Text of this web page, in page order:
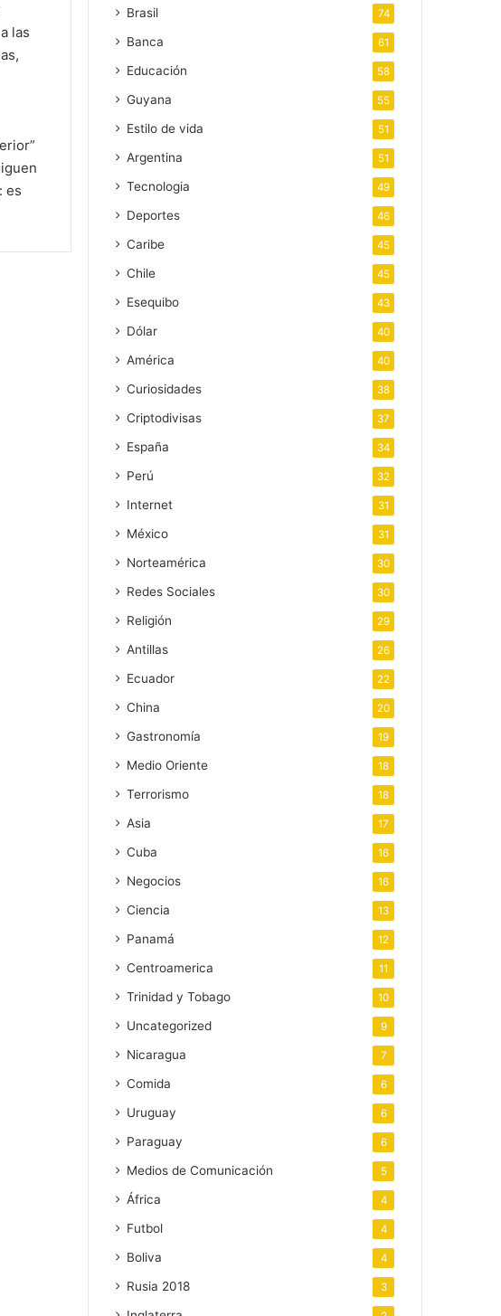
las
es
Brasil 74
Banca 61
Educación 58
Guyana 55
Estilo de vida 51
Argentina 51
Tecnologia 49
Deportes 46
Caribe 45
Chile 45
Esequibo 43
Dólar 40
América 40
Curiosidades 38
Criptodivisas 37
España 34
Perú 32
Internet 31
México 31
Norteamérica 30
Redes Sociales 30
Religión 29
Antillas 26
Ecuador 22
China 20
Gastronomía 19
Medio Oriente 18
Terrorismo 18
Asia 17
Cuba 16
Negocios 16
Ciencia 13
Panamá 12
Centroamerica 11
Trinidad y Tobago 10
Uncategorized 9
Nicaragua 7
Comida 6
Uruguay 6
Paraguay 6
Medios de Comunicación 5
África 4
Futbol 4
Boliva 4
Rusia 2018 3